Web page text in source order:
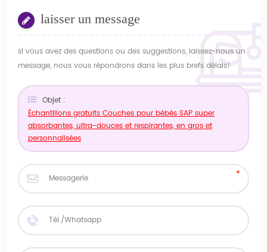
laisser un message
si vous avez des questions ou des suggestions, laissez-nous un
message, nous vous répondrons dans les plus brefs délais!
Objet :
Échantillons gratuits Couches pour bébés SAP super
absorbantes, ultra-douces et respirantes, en gros et
personnalisées